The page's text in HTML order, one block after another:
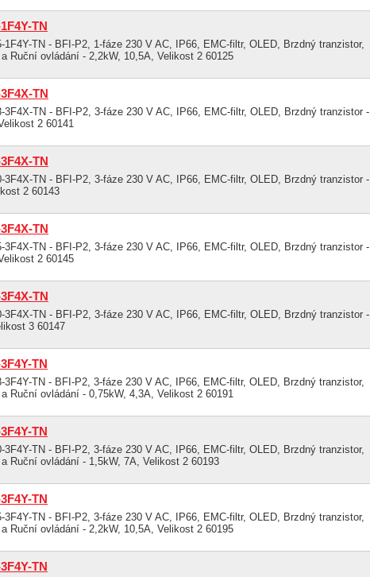
TN
1F4Y-TN - BFI-P2, 1-fáze 230 V AC, IP66, EMC-filtr, OLED, Brzdný tranzistor,
Ruční ovládání - 2,2kW, 10,5A, Velikost 2 60125
TN
3F4X-TN - BFI-P2, 3-fáze 230 V AC, IP66, EMC-filtr, OLED, Brzdný tranzistor -
2 60141
TN
3F4X-TN - BFI-P2, 3-fáze 230 V AC, IP66, EMC-filtr, OLED, Brzdný tranzistor -
2 60143
TN
3F4X-TN - BFI-P2, 3-fáze 230 V AC, IP66, EMC-filtr, OLED, Brzdný tranzistor -
2 60145
TN
3F4X-TN - BFI-P2, 3-fáze 230 V AC, IP66, EMC-filtr, OLED, Brzdný tranzistor -
3 60147
TN
3F4Y-TN - BFI-P2, 3-fáze 230 V AC, IP66, EMC-filtr, OLED, Brzdný tranzistor,
Ruční ovládání - 0,75kW, 4,3A, Velikost 2 60191
TN
3F4Y-TN - BFI-P2, 3-fáze 230 V AC, IP66, EMC-filtr, OLED, Brzdný tranzistor,
Ruční ovládání - 1,5kW, 7A, Velikost 2 60193
TN
3F4Y-TN - BFI-P2, 3-fáze 230 V AC, IP66, EMC-filtr, OLED, Brzdný tranzistor,
Ruční ovládání - 2,2kW, 10,5A, Velikost 2 60195
TN